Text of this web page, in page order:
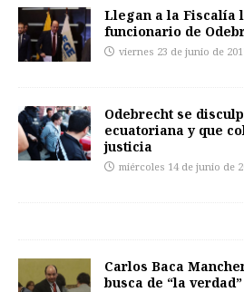
Llegan a la Fiscalía
funcionario de
viernes 23 de junio de
Odebrecht se
ecuatoriana y que
justicia
miércoles 14 de junio de
Carlos Baca
busca de “la verdad”